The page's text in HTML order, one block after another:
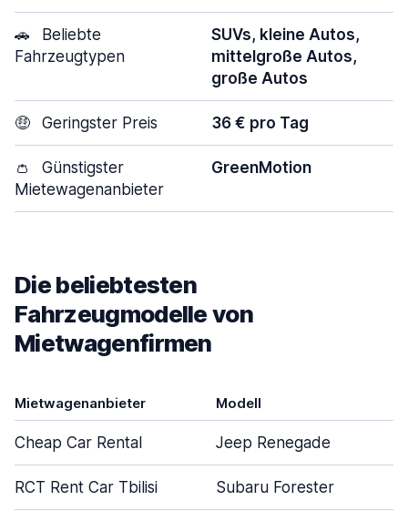
🚗
Beliebte
Fahrzeugtypen
SUVs, kleine Autos,
mittelgroße Autos,
große Autos
🤑 Geringster Preis 36 € pro Tag
👛
Günstigster
Mietewagenanbieter
GreenMotion
Die beliebtesten
Fahrzeugmodelle von
Mietwagenfirmen
Mietwagenanbieter Modell
Cheap Car Rental Jeep Renegade
RCT Rent Car Tbilisi Subaru Forester